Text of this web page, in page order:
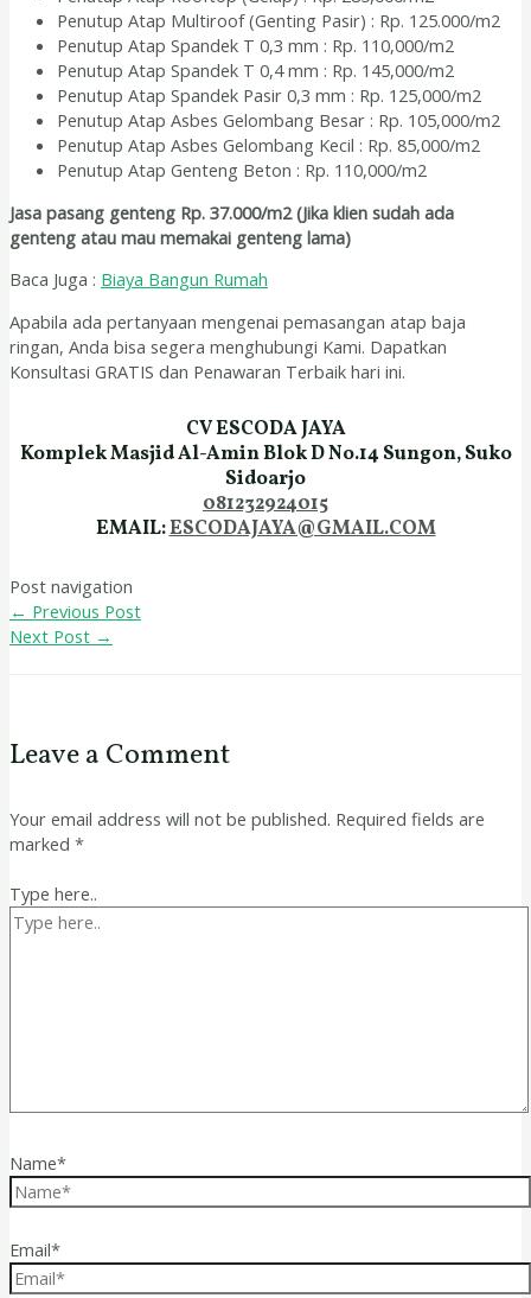
Penutup Atap Multiroof (Genting Pasir) : Rp. 125.000/m2
Penutup Atap Spandek T 0,3 mm : Rp. 110,000/m2
Penutup Atap Spandek T 0,4 mm : Rp. 145,000/m2
Penutup Atap Spandek Pasir 0,3 mm : Rp. 125,000/m2
Penutup Atap Asbes Gelombang Besar : Rp. 105,000/m2
Penutup Atap Asbes Gelombang Kecil : Rp. 85,000/m2
Penutup Atap Genteng Beton : Rp. 110,000/m2
Jasa pasang genteng Rp. 37.000/m2 (Jika klien sudah ada
genteng atau mau memakai genteng lama)
Baca Juga : Biaya Bangun Rumah
Apabila ada pertanyaan mengenai pemasangan atap baja
ringan, Anda bisa segera menghubungi Kami. Dapatkan
Konsultasi GRATIS dan Penawaran Terbaik hari ini.
CV ESCODA JAYA
Komplek Masjid Al-Amin Blok D No.14 Sungon, Suko
Sidoarjo
081232924015
EMAIL:ESCODAJAYA@GMAIL.COM
Post navigation
← Previous Post
Next Post →
Leave a Comment
Your email address will not be published. Required fields are
marked *
Type here..
Name*
Email*